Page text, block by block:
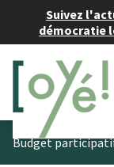
Suivez
démocratie
Budget